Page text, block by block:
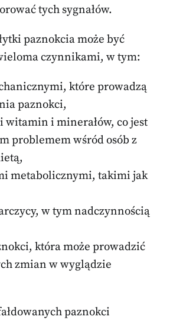
tych sygnałów.
paznokcia może być
czynnikami, w tym:
które prowadzą
paznokci,
witamin i minerałów, co jest
problemem wśród osób z
metabolicznymi, takimi jak
w tym nadczynnością
która może prowadzić
zmian w wyglądzie
paznokci